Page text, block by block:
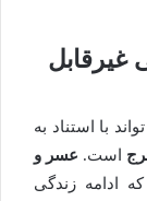
غیرقابل
با استناد به
است. عسر و
ادامه زندگی